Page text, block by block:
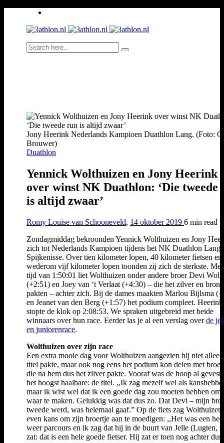
Jony Heerink Nederlands Kampioen Duathlon Lang. (Foto:
Brouwer)
Duathlon
Yennick Wolthuizen en Jony Heerink
over winst NK Duathlon: ‘Die tweede
is altijd zwaar’
Romy Louise van Schooneveld, 14 oktober 2019 6 min read
Zondagmiddag bekroonden Yennick Wolthuizen en Jony
zich tot Nederlands Kampioen tijdens het NK Duathlon Lang
Spijkenisse. Over tien kilometer lopen, 40 kilometer fietsen en
wederom vijf kilometer lopen toonden zij zich de sterkste. Met
tijd van 1:50:01 liet Wolthuizen onder andere broer Devi
(+2:51) en Joey van ‘t Verlaat (+4:30) – die het zilver en brons
pakten – achter zich. Bij de dames maakten Marlou Bijlsma
en Jeanet van den Berg (+1:57) het podium compleet. Heerink
stopte de klok op 2:08:53. We spraken uitgebreid met beide
winnaars over hun race. Eerder las je al een verslag overde
en juniorenrace.
Wolthuizen over zijn race
Een extra mooie dag voor Wolthuizen aangezien hij niet
titel pakte, maar ook nog eens het podium kon delen met
die na hem dus het zilver pakte. Vooraf was de hoop al
het hoogst haalbare: de titel. ,,Ik zag mezelf wel als
maar ik wist wel dat ik een goede dag zou moeten hebben om
waar te maken. Gelukkig was dat dus zo. Dat Devi – mijn
tweede werd, was helemaal gaaf.” Op de fiets zag Wolthuizen
even kans om zijn broertje aan te moedigen: ,,Het was een
weer parcours en ik zag dat hij in de buurt van Jelle (Lugten,
zat: dat is een hele goede fietser. Hij zat er toen nog achter